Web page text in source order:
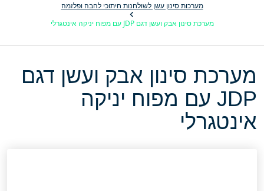
מערכות סינון עשן לשולחנות חיתוכי להבה ופלזמה
מערכת סינון אבק ועשן דגם JDP עם מפוח יניקה אינטגרלי
מערכת סינון אבק ועשן דגם
JDP עם מפוח יניקה
אינטגרלי